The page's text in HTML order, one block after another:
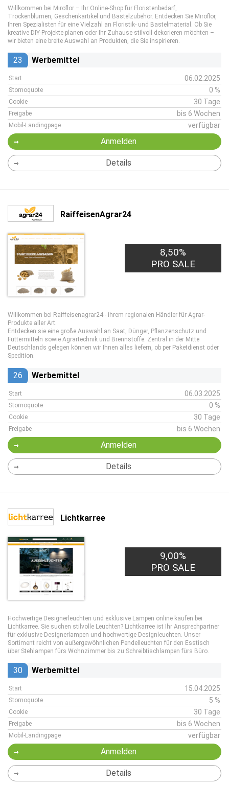
Willkommen bei Miroflor – Ihr Online-Shop für Floristenbedarf,
Trockenblumen, Geschenkartikel und Bastelzubehör. Entdecken Sie Miroflor,
Ihren Spezialisten für eine Vielzahl an Floristik- und Bastelmaterial. Ob Sie
kreative DIY-Projekte planen oder Ihr Zuhause stilvoll dekorieren möchten –
wir bieten eine breite Auswahl an Produkten, die Sie inspirieren.
23 Werbemittel
Start 06.02.2025
Stornoquote 0 %
Cookie 30 Tage
Freigabe bis 6 Wochen
Mobil-Landingpage verfügbar
Anmelden
Details
RaiffeisenAgrar24
8,50%
PRO SALE
Willkommen bei Raiffeisenagrar24 - ihrem regionalen Händler für Agrar-
Produkte aller Art.
Entdecken sie eine große Auswahl an Saat, Dünger, Pflanzenschutz und
Futtermitteln sowie Agrartechnik und Brennstoffe. Zentral in der Mitte
Deutschlands gelegen können wir Ihnen alles liefern, ob per Paketdienst oder
Spedition.
26 Werbemittel
Start 06.03.2025
Stornoquote 0 %
Cookie 30 Tage
Freigabe bis 6 Wochen
Anmelden
Details
Lichtkarree
9,00%
PRO SALE
Hochwertige Designerleuchten und exklusive Lampen online kaufen bei
Lichtkarree. Sie suchen stilvolle Leuchten? Lichtkarree ist Ihr Ansprechpartner
für exklusive Designerlampen und hochwertige Designleuchten. Unser
Sortiment reicht von außergewöhnlichen Pendelleuchten für den Esstisch
über Stehlampen fürs Wohnzimmer bis zu Schreibtischlampen fürs Büro.
30 Werbemittel
Start 15.04.2025
Stornoquote 5 %
Cookie 30 Tage
Freigabe bis 6 Wochen
Mobil-Landingpage verfügbar
Anmelden
Details